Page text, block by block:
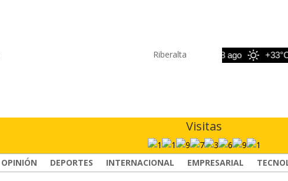
Riberalta
+33°C +33°C
Visitas
OPINIÓN DEPORTES INTERNACIONAL EMPRESARIAL